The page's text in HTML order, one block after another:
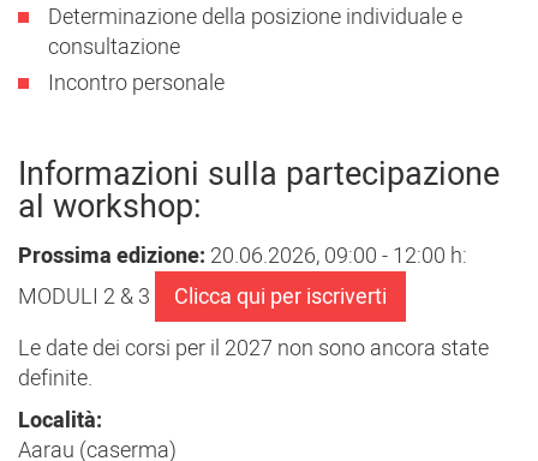
Determinazione della posizione individuale e
consultazione
Incontro personale
Informazioni sulla partecipazione
al workshop:
Prossima edizione: 20.06.2026, 09:00 - 12:00 h:
MODULI 2 & 3
Clicca qui per iscriverti
Le date dei corsi per il 2027 non sono ancora state
definite.
Località:
Aarau (caserma)